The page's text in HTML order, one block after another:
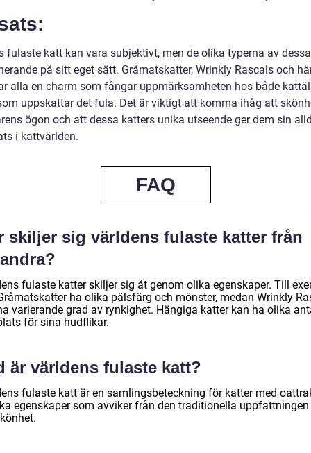
fulaste katt kan vara subjektivt, men de olika typerna av
på sitt eget sätt. Gråmatskatter, Wrinkly Rascals och
alla en charm som fångar uppmärksamheten hos både
uppskattar det fula. Det är viktigt att komma ihåg att
ögon och att dessa katters unika utseende ger dem sin
i kattvärlden.
FAQ
skiljer sig världens fulaste katter från
fulaste katter skiljer sig åt genom olika egenskaper. Till
ha olika pälsfärg och mönster, medan Wrinkly
varierande grad av rynkighet. Hängiga katter kan ha olika
för sina hudflikar.
är världens fulaste katt?
fulaste katt är en samlingsbeteckning för katter med
egenskaper som avviker från den traditionella